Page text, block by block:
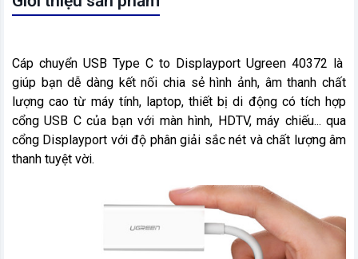
Cáp chuyển USB Type C to Displayport Ugreen 40372 là
giúp bạn dễ dàng kết nối chia sẻ hình ảnh, âm thanh chất
lượng cao từ máy tính, laptop, thiết bị di động có tích hợp
cổng USB C của bạn với màn hình, HDTV, máy chiếu... qua
cổng Displayport với độ phân giải sắc nét và chất lượng âm
thanh tuyệt vời.